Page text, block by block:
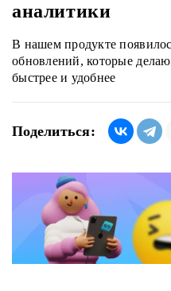
аналитики
В нашем продукте
обновлений, которые
быстрее и удобнее
Поделиться: